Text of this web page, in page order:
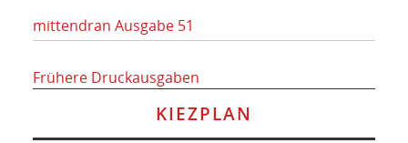
mittendran Ausgabe 51
Frühere Druckausgaben
KIEZPLAN